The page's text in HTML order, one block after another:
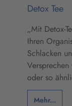
Detox Tee
„Mit Detox-
Ihren
Schlacken
Versprechen
oder so
Mehr...